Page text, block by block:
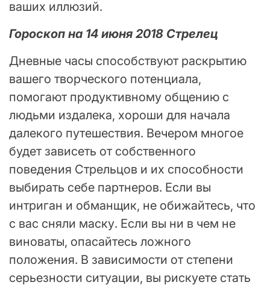
ваших иллюзий.
Гороскоп на 14 июня 2018 Стрелец
Дневные часы способствуют раскрытию
вашего творческого потенциала,
помогают продуктивному общению с
людьми издалека, хороши для начала
далекого путешествия. Вечером многое
будет зависеть от собственного
поведения Стрельцов и их способности
выбирать себе партнеров. Если вы
интриган и обманщик, не обижайтесь, что
с вас сняли маску. Если вы ни в чем не
виноваты, опасайтесь ложного
положения. В зависимости от степени
серьезности ситуации, вы рискуете стать